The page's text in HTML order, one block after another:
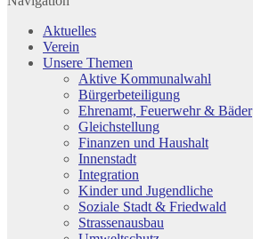
Aktuelles
Verein
Unsere Themen
Aktive Kommunalwahl
Bürgerbeteiligung
Ehrenamt, Feuerwehr & Bäder
Gleichstellung
Finanzen und Haushalt
Innenstadt
Integration
Kinder und Jugendliche
Soziale Stadt & Friedwald
Strassenausbau